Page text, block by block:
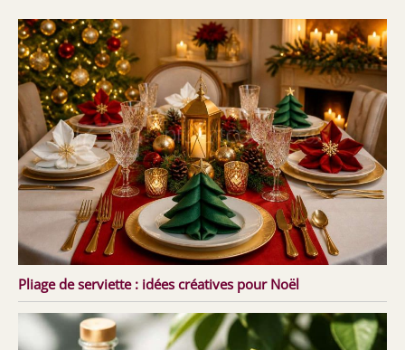
Pliage de serviette : idées créatives pour Noël